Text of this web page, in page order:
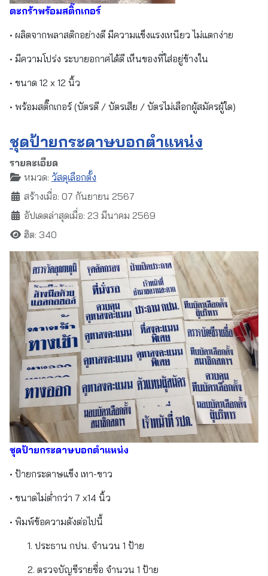
ตะกร้าพร้อมสติ๊กเกอร์
• ผลิตจากพลาสติกอย่างดี มีความแข็งแรงเหนียว ไม่แตกง่าย
• มีความโปร่ง ระบายอกาศได้ดี เห็นของที่ใส่อยู่ข้างใน
• ขนาด 12 x 12 นิ้ว
• พร้อมสติ๊กเกอร์ (บัตรดี / บัตรเสีย / บัตรไม่เลือกผู้สมัครผู้ใด)
ชุดป้ายกระดาษบอกตำแหน่ง
รายละเอียด
หมวด: วัสดุเลือกตั้ง
สร้างเมื่อ: 07 กันยายน 2567
อัปเดตล่าสุดเมื่อ: 23 มีนาคม 2569
ฮิต: 340
ชุดป้ายกระดาษบอกตำแหน่ง
• ป้ายกระดาษแข็ง เทา-ขาว
• ขนาดไม่ต่ำกว่า 7 x14 นิ้ว
• พิมพ์ข้อความดังต่อไปนี้
1. ประธาน กปน. จำนวน 1 ป้าย
2. ตรวจบัญชีรายชื่อ จำนวน 1 ป้าย